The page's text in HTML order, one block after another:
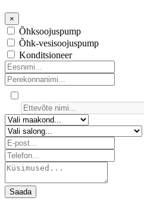
×
Õhksoojuspump
Õhk-vesisoojuspump
Konditsioneer
Saada